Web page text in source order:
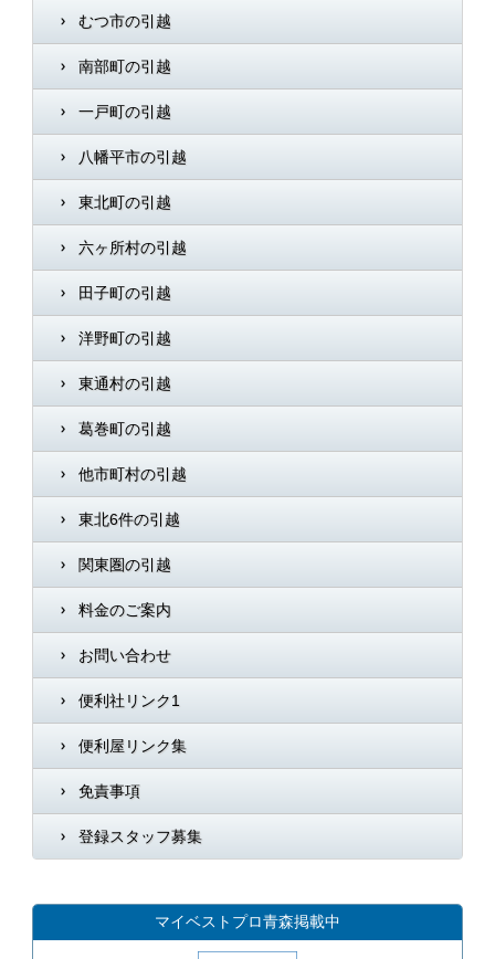
むつ市の引越
南部町の引越
一戸町の引越
八幡平市の引越
東北町の引越
六ヶ所村の引越
田子町の引越
洋野町の引越
東通村の引越
葛巻町の引越
他市町村の引越
東北6件の引越
関東圏の引越
料金のご案内
お問い合わせ
便利社リンク1
便利屋リンク集
免責事項
登録スタッフ募集
マイベストプロ青森掲載中